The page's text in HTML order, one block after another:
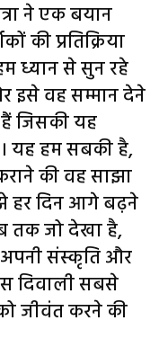
​​ने एक बयान
की प्रतिक्रिया
ध्यान से सुन रहे
इसे वह सम्मान देने
जिसकी यह
यह हम सबकी है,
की वह साझा
हर दिन आगे बढ़ने
तक जो देखा है,
संस्कृति और
दिवाली सबसे
जीवंत करने की